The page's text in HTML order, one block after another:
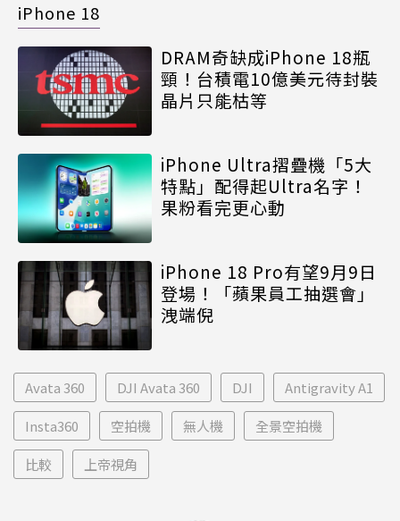
iPhone 18
DRAM奇缺成iPhone 18瓶
頸！台積電10億美元待封裝
晶片只能枯等
iPhone Ultra摺疊機「5大
特點」配得起Ultra名字！
果粉看完更心動
iPhone 18 Pro有望9月9日
登場！「蘋果員工抽選會」
洩端倪
Avata 360 DJI Avata 360 DJI Antigravity A1
Insta360 空拍機 無人機 全景空拍機
比較 上帝視角